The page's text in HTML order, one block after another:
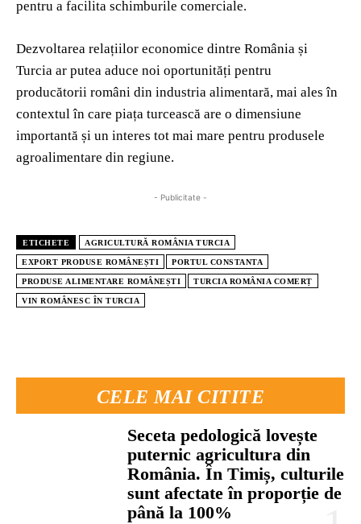
CELE MAI CITITE
Seceta pedologică lovește
puternic agricultura din
România. În Timiș, culturile
sunt afectate în proporție de
până la 100%
pentru a facilita schimburile comerciale.
Dezvoltarea relațiilor economice dintre România și
Turcia ar putea aduce noi oportunități pentru
producătorii români din industria alimentară, mai ales în
contextul în care piața turcească are o dimensiune
importantă și un interes tot mai mare pentru produsele
agroalimentare din regiune.
- Publicitate -
ETICHETE AGRICULTURĂ ROMÂNIA TURCIA
EXPORT PRODUSE ROMÂNEȘTI PORTUL CONSTANTA
PRODUSE ALIMENTARE ROMÂNEȘTI TURCIA ROMÂNIA COMERȚ
VIN ROMÂNESC ÎN TURCIA